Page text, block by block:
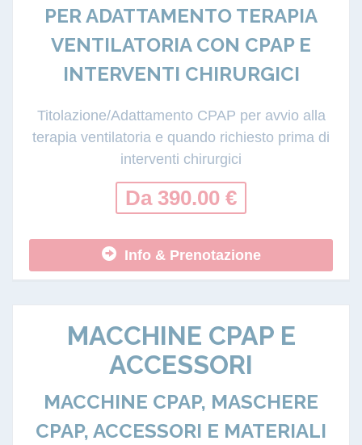
PER ADATTAMENTO TERAPIA
VENTILATORIA CON CPAP E
INTERVENTI CHIRURGICI
Titolazione/Adattamento CPAP per avvio alla
terapia ventilatoria e quando richiesto prima di
interventi chirurgici
Da 390.00 €
Info & Prenotazione
MACCHINE CPAP E
ACCESSORI
MACCHINE CPAP, MASCHERE
CPAP, ACCESSORI E MATERIALI